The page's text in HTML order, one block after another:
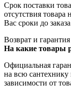
Срок поставки
отсутствия
Вас сроки до
Возврат и гарантия
На какие товары
Официальная
на всю сантехнику
зависимости от